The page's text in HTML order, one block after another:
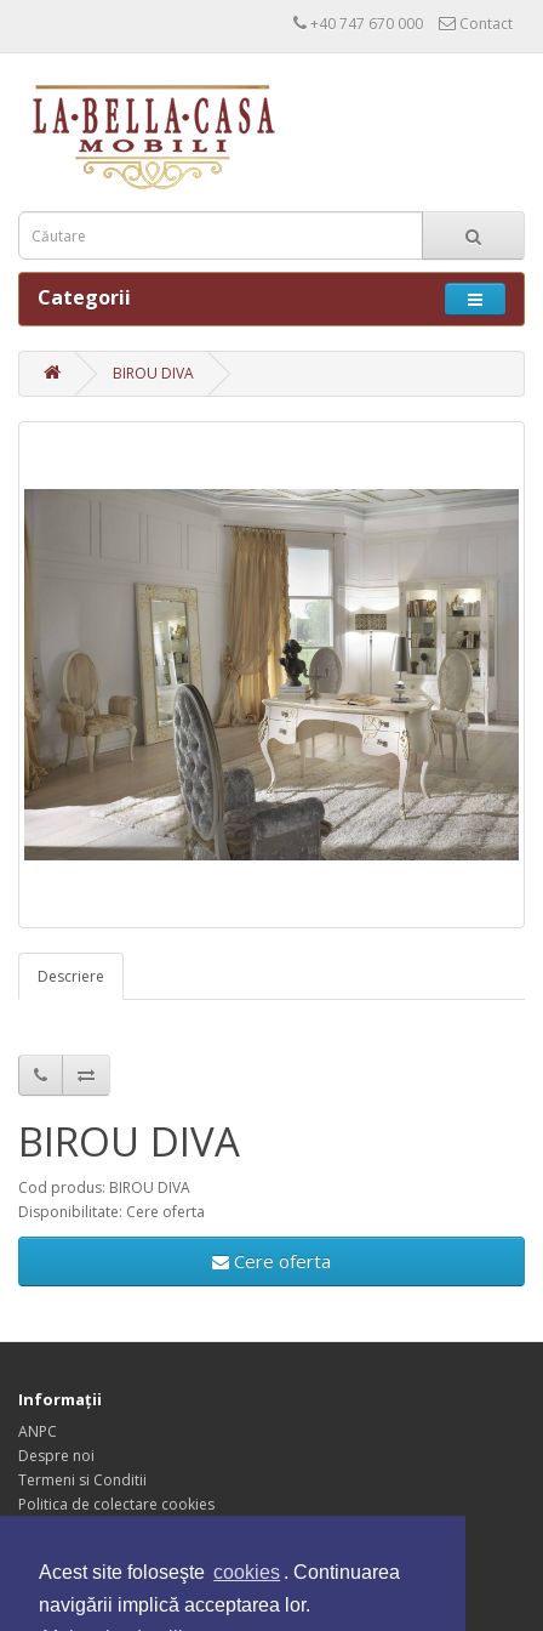
Acest site foloseşte cookies . Continuarea
navigării implică acceptarea lor.
+40 747 670 000 Contact
Categorii
BIROU DIVA
Descriere
BIROU DIVA
Cod produs: BIROU DIVA
Disponibilitate: Cere oferta
Cere oferta
Informaţii
ANPC
Despre noi
Termeni si Conditii
Politica de colectare cookies
Servicii Clienţi
Contact